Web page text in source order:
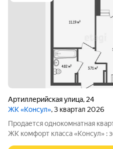
Артиллерийская улица, 24
ЖК «Консул», 3 квартал 2026
Продается однокомнатная
ЖК комфорт класса «Консул» :